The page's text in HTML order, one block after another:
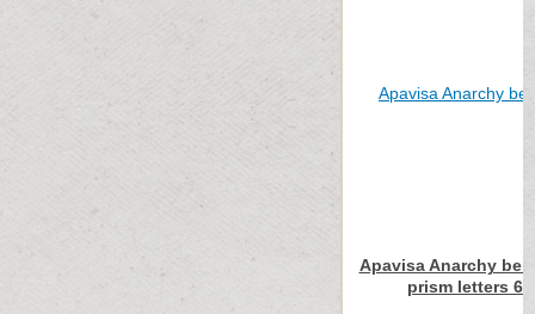
Apavisa Anarchy
prism letters